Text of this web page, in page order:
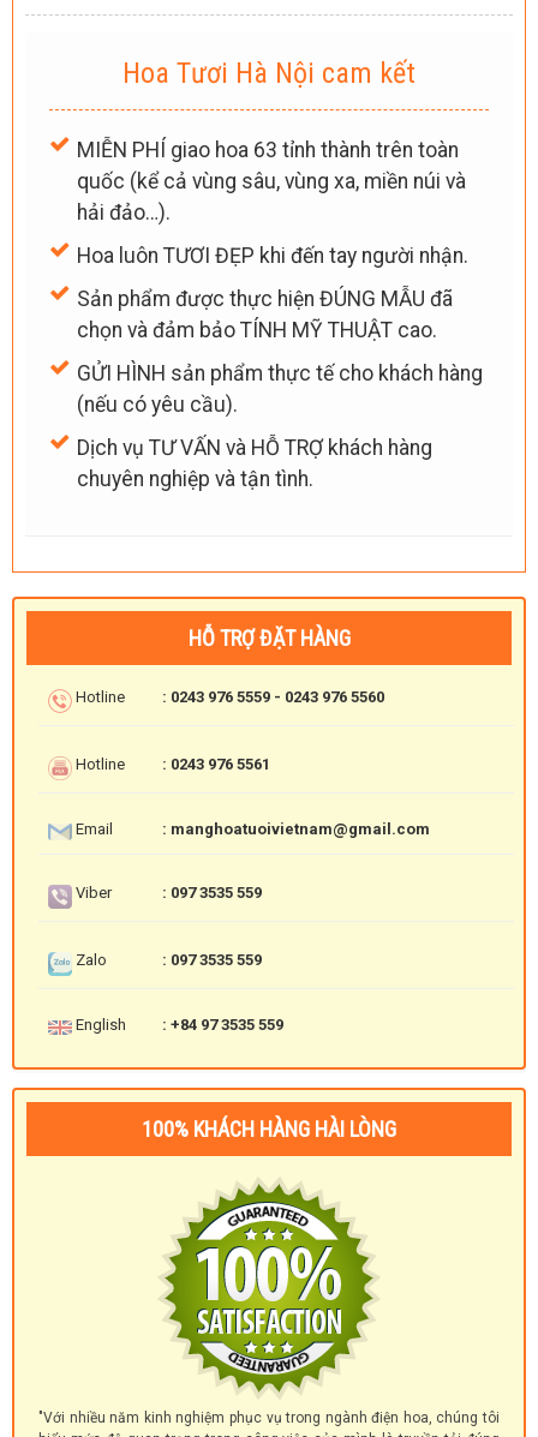
Hoa Tươi Hà Nội cam kết
MIỄN PHÍ giao hoa 63 tỉnh thành trên toàn
quốc (kể cả vùng sâu, vùng xa, miền núi và
hải đảo…).
Hoa luôn TƯƠI ĐẸP khi đến tay người nhận.
Sản phẩm được thực hiện ĐÚNG MẪU đã
chọn và đảm bảo TÍNH MỸ THUẬT cao.
GỬI HÌNH sản phẩm thực tế cho khách hàng
(nếu có yêu cầu).
Dịch vụ TƯ VẤN và HỖ TRỢ khách hàng
chuyên nghiệp và tận tình.
HỖ TRỢ ĐẶT HÀNG
Hotline : 0243 976 5559 - 0243 976 5560
Hotline : 0243 976 5561
Email : manghoatuoivietnam@gmail.com
Viber : 097 3535 559
Zalo : 097 3535 559
English : +84 97 3535 559
100% KHÁCH HÀNG HÀI LÒNG
"Với nhiều năm kinh nghiệm phục vụ trong ngành điện hoa, chúng tôi